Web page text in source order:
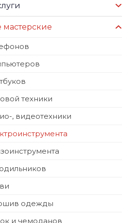
техники
, видеотехники
одежды
и чемоданов